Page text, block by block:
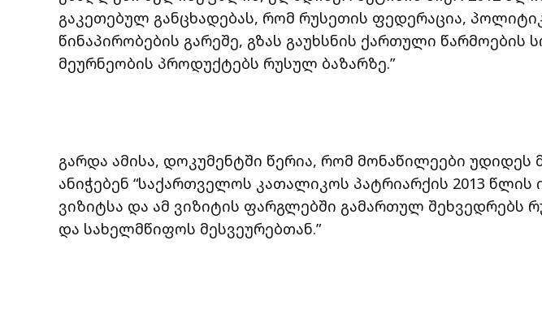
გაკეთებულ განცხადებას, რომ რუსეთის ფედერაცია,
წინაპირობების გარეშე, გზას გაუხსნის ქართული წარმოების
მეურნეობის პროდუქტებს რუსულ ბაზარზე.”
გარდა ამისა, დოკუმენტში წერია, რომ მონაწილეები უდიდეს
ანიჭებენ “საქართველოს კათალიკოს პატრიარქის 2013 წლის
ვიზიტსა და ამ ვიზიტის ფარგლებში გამართულ შეხვედრებს
და სახელმწიფოს მესვეურებთან.”